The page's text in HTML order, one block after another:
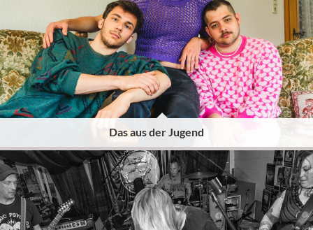
Das aus der Jugend